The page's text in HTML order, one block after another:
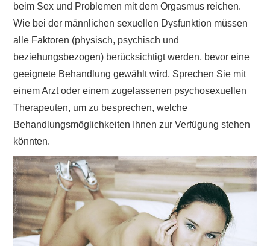
beim Sex und Problemen mit dem Orgasmus reichen.
Wie bei der männlichen sexuellen Dysfunktion müssen
alle Faktoren (physisch, psychisch und
beziehungsbezogen) berücksichtigt werden, bevor eine
geeignete Behandlung gewählt wird. Sprechen Sie mit
einem Arzt oder einem zugelassenen psychosexuellen
Therapeuten, um zu besprechen, welche
Behandlungsmöglichkeiten Ihnen zur Verfügung stehen
könnten.